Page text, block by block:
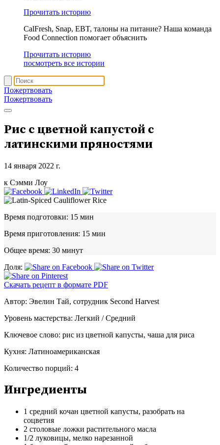
Прочитать историю
CalFresh, Snap, EBT, талоны на питание? Наша команда
Food Connection помогает объяснить
Прочитать историю
посмотреть все истории
Пожертвовать
Пожертвовать
Рис с цветной капустой с
латинскими пряностями
14 января 2022 г.
к Сэмми Лоу
Время подготовки: 15 мин
Время приготовления: 15 мин
Общее время: 30 минут
Доля:
Скачать рецепт в формате PDF
Автор: Эвелин Тай, сотрудник Second Harvest
Уровень мастерства: Легкий / Средний
Ключевое слово: рис из цветной капусты, чаша для риса
Кухня: Латиноамериканская
Количество порций: 4
Ингредиенты
1 средний кочан цветной капусты, разобрать на
соцветия
2 столовые ложки растительного масла
1/2 луковицы, мелко нарезанной